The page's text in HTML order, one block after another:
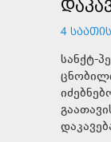
4
სანქტ-